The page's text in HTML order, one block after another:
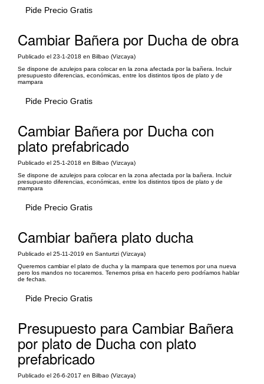
Pide Precio Gratis
Cambiar Bañera por Ducha de obra
Publicado el 23-1-2018 en Bilbao (Vizcaya)
Se dispone de azulejos para colocar en la zona afectada por la bañera. Incluir
presupuesto diferencias, económicas, entre los distintos tipos de plato y de
mampara
Pide Precio Gratis
Cambiar Bañera por Ducha con
plato prefabricado
Publicado el 25-1-2018 en Bilbao (Vizcaya)
Se dispone de azulejos para colocar en la zona afectada por la bañera. Incluir
presupuesto diferencias, económicas, entre los distintos tipos de plato y de
mampara
Pide Precio Gratis
Cambiar bañera plato ducha
Publicado el 25-11-2019 en Santurtzi (Vizcaya)
Queremos cambiar el plato de ducha y la mampara que tenemos por una nueva
pero los mandos no tocaremos. Tenemos prisa en hacerlo pero podríamos hablar
de fechas.
Pide Precio Gratis
Presupuesto para Cambiar Bañera
por plato de Ducha con plato
prefabricado
Publicado el 26-6-2017 en Bilbao (Vizcaya)